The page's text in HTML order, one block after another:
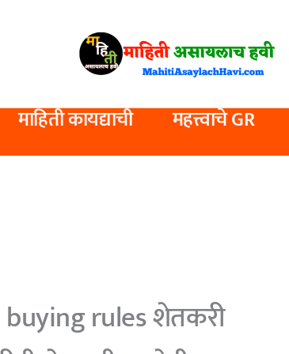
माहिती कायद्याची महत्त्वाचे GR
rules शेतकरी